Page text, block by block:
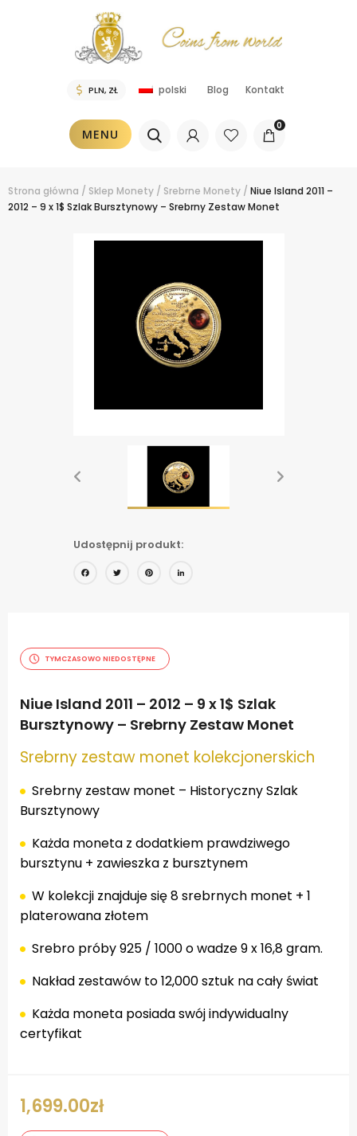
polski Blog Kontakt
MENU
0
Strona główna / Sklep Monety / Srebrne Monety / Niue Island 2011 –
2012 – 9 x 1$ Szlak Bursztynowy – Srebrny Zestaw Monet
Udostępnij produkt:
Facebook
TwitterPinterest
TYMCZASOWO NIEDOSTĘPNE
Niue Island 2011 – 2012 – 9 x 1$ Szlak
Bursztynowy – Srebrny Zestaw Monet
Srebrny zestaw monet kolekcjonerskich
Srebrny zestaw monet – Historyczny Szlak
Bursztynowy
Każda moneta z dodatkiem prawdziwego
bursztynu + zawieszka z bursztynem
W kolekcji znajduje się 8 srebrnych monet + 1
platerowana złotem
Srebro próby 925 / 1000 o wadze 9 x 16,8 gram.
Nakład zestawów to 12,000 sztuk na cały świat
Każda moneta posiada swój indywidualny
certyfikat
1,699.00zł